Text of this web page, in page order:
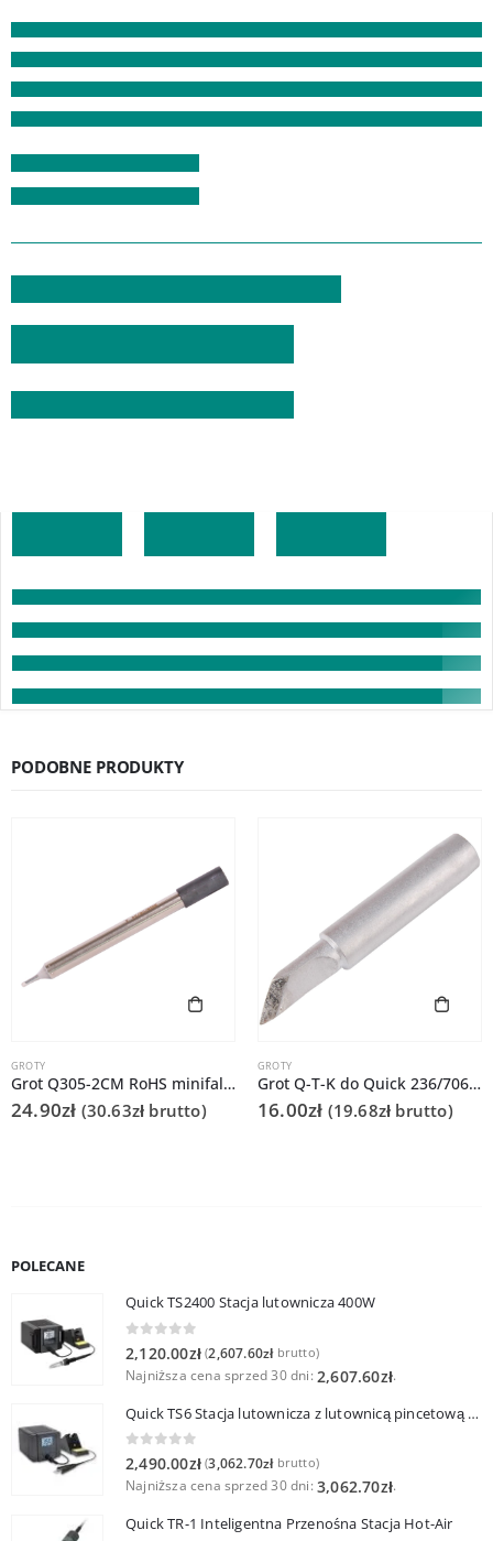
PODOBNE PRODUKTY
GROTY
Grot Q305-2CM RoHS minifala do Quick 303D
24.90zł (30.63zł brutto)
GROTY
Grot Q-T-K do Quick 236/706/936A/3104/3102/TS1100
16.00zł (19.68zł brutto)
POLECANE
Quick TS2400 Stacja lutownicza 400W
2,120.00zł (2,607.60złbrutto)
Najniższa cena sprzed 30 dni: 2,607.60zł.
Quick TS6 Stacja lutownicza z lutownicą pincetową 60W
0 out of 5
2,490.00zł (3,062.70złbrutto)
Najniższa cena sprzed 30 dni: 3,062.70zł.
Quick TR-1 Inteligentna Przenośna Stacja Hot-Air